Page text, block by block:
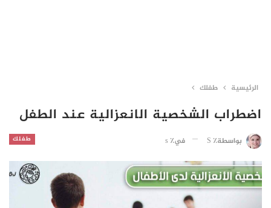
الرئيسية طفلك
اضطراب الشخصية الانعزالية عند الطفل
طفلك بواسطة٪ S في٪ s